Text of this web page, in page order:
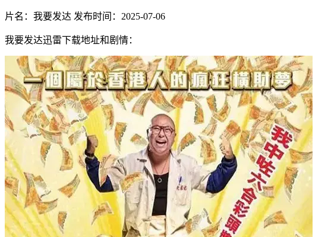
片名：我要发达 发布时间：2025-07-06
我要发达迅雷下载地址和剧情：